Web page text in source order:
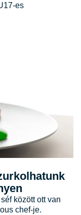
es
között ott van
chef-je.